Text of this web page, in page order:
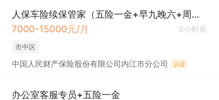
人保车险续保管家（五险一金+早九晚六+周末单休/双休）
7000-15000元/月
8小时前
市中区
中国人民财产保险股份有限公司内江市分公司 认证
办公室客服专员+五险一金